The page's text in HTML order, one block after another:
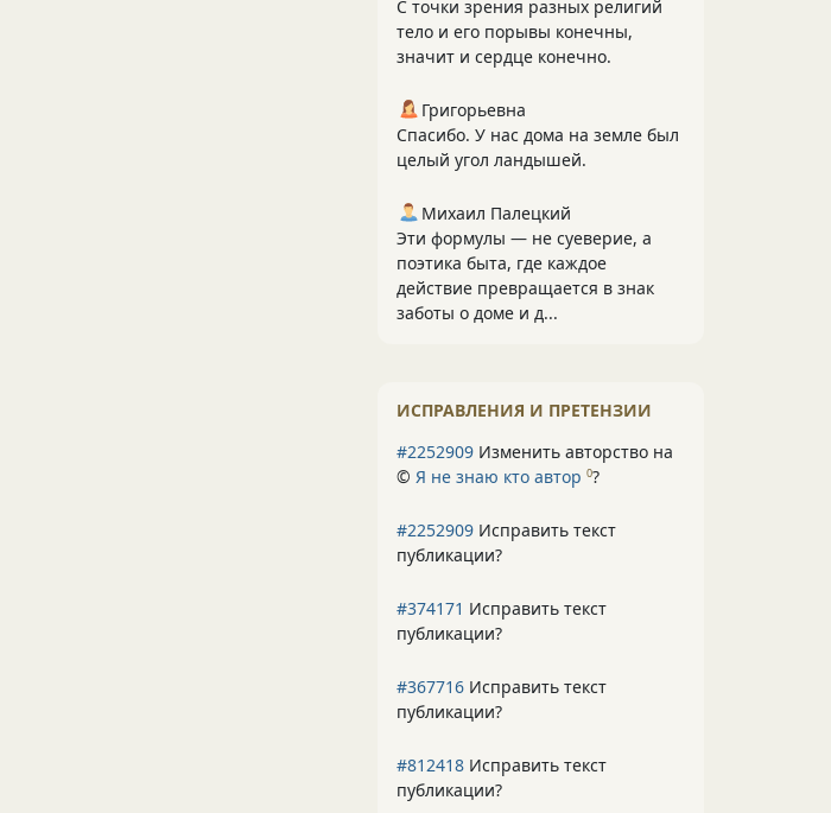
С точки зрения разных религий
тело и его порывы конечны,
значит и сердце конечно.
Григорьевна
Спасибо. У нас дома на земле был
целый угол ландышей.
Михаил Палецкий
Эти формулы — не суеверие, а
поэтика быта, где каждое
действие превращается в знак
заботы о доме и д...
ИСПРАВЛЕНИЯ И ПРЕТЕНЗИИ
#2252909 Изменить авторство на
© Я не знаю кто автор 0?
#2252909 Исправить текст
публикации?
#374171 Исправить текст
публикации?
#367716 Исправить текст
публикации?
#812418 Исправить текст
публикации?